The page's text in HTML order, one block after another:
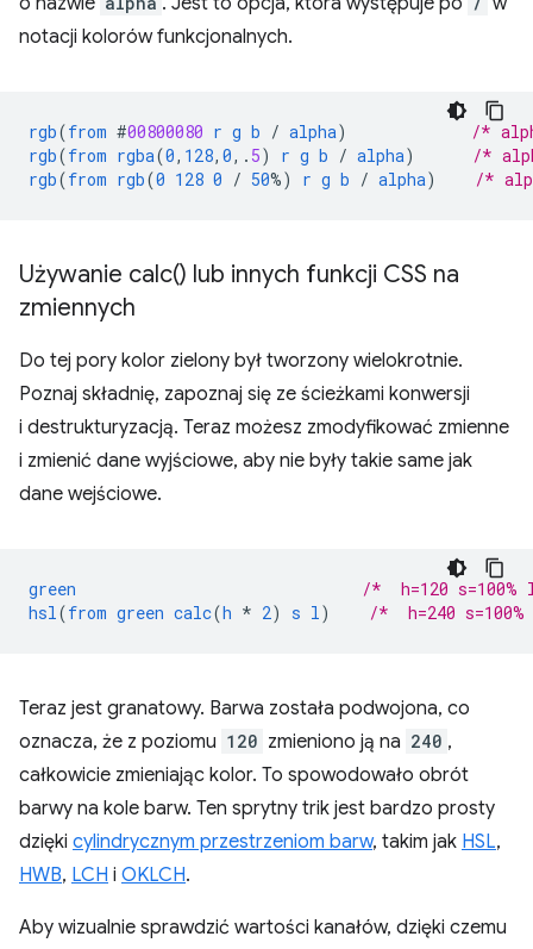
notacji kolorów funkcjonalnych.
rgb(from #00800080 r g b / alpha)
/*
rgb(from rgba(0, 128, 0, . 5) r g b / alpha)
/*
rgb(from rgb(0 128 0 / 50%) r g b / alpha) /*
Używanie calc() lub innych funkcji CSS na
zmiennych
Do tej pory kolor zielony był tworzony wielokrotnie.
Poznaj składnię, zapoznaj się ze ścieżkami konwersji
i destrukturyzacją. Teraz możesz zmodyfikować zmienne
i zmienić dane wyjściowe, aby nie były takie same jak
dane wejściowe.
green
/*  h=120
hsl (from green calc(h * 2) s l ) /*  h=240
Teraz jest granatowy. Barwa została podwojona, co
oznacza, że z poziomu 120 zmieniono ją na 240 ,
całkowicie zmieniając kolor. To spowodowało obrót
barwy na kole barw. Ten sprytny trik jest bardzo prosty
dzięki cylindrycznym przestrzeniom barw, takim jak HSL,
HWB, LCH i OKLCH.
Aby wizualnie sprawdzić wartości kanałów, dzięki czemu